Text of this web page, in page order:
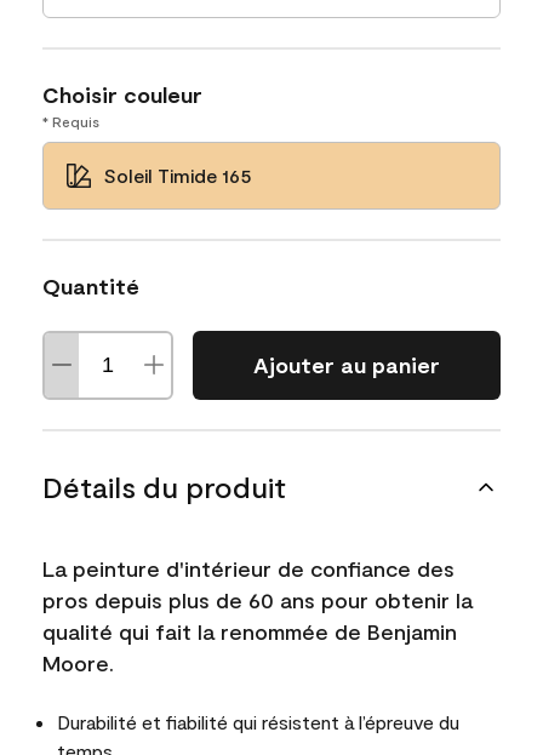
Choisir couleur
* Requis
Soleil Timide 165
Quantité
Ajouter au panier
Détails du produit
La peinture d'intérieur de confiance des
pros depuis plus de 60 ans pour obtenir la
qualité qui fait la renommée de Benjamin
Moore.
Durabilité et fiabilité qui résistent à l’épreuve du
temps